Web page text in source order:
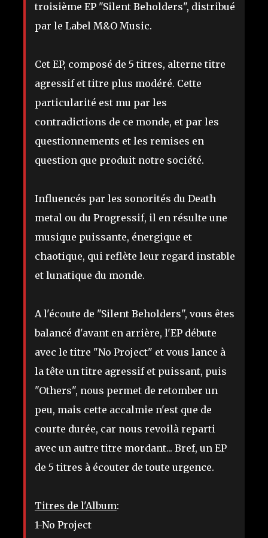
troisième EP "Silent Beholders", distribué
par le Label M&O Music.
Cet EP, composé de 5 titres, alterne titre
agressif et titre plus modéré. Cette
particularité est mu par les
contradictions de ce monde, et par les
questionnements et les remises en
question que produit notre société.
Influencés par les sonorités du Death
metal ou du Progressif, il en résulte une
musique puissante, énergique et
chaotique, qui reflète leur regard instable
et lunatique du monde.
A l'écoute de "Silent Beholders", vous êtes
balancé d'avant en arrière, l'EP débute
avec le titre "No Project" et vous lance à
la tête un titre agressif et puissant, puis
"Others", nous permet de retomber un
peu, mais cette accalmie n'est que de
courte durée, car nous revoilà reparti
avec un autre titre mordant... Bref, un EP
de 5 titres à écouter de toute urgence.
Titres de l'Album:
1-No Project